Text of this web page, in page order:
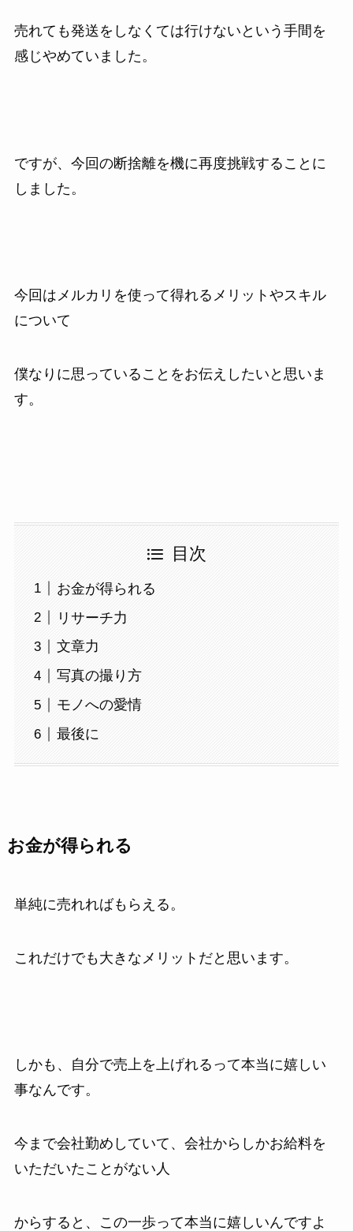
売れても発送をしなくては行けないという手間を
感じやめていました。
ですが、今回の断捨離を機に再度挑戦することに
しました。
今回はメルカリを使って得れるメリットやスキル
について
僕なりに思っていることをお伝えしたいと思いま
す。
目次
お金が得られる
リサーチ力
文章力
写真の撮り方
モノへの愛情
最後に
お金が得られる
単純に売れればもらえる。
これだけでも大きなメリットだと思います。
しかも、自分で売上を上げれるって本当に嬉しい
事なんです。
今まで会社勤めしていて、会社からしかお給料を
いただいたことがない人
からすると、この一歩って本当に嬉しいんですよ